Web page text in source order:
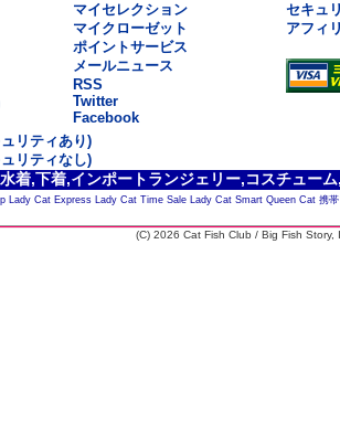
マイセレクション
マイクローゼット
ポイントサービス
メールニュース
RSS
Twitter
Facebook
セキュ
アフィ
リティあり)
リティなし)
着,下着,インポートランジェリー,コスチュー
Lady Cat Express Lady Cat Time Sale Lady Cat Smart Queen Cat 携
(C) 2026 Cat Fish Club / Big Fish Story,